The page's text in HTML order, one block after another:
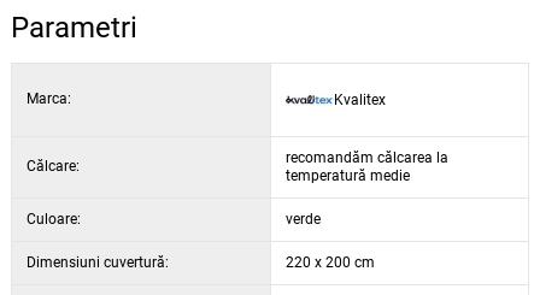
Parametri
Marca: Kvalitex
Călcare:
recomandăm călcarea la
temperatură medie
Culoare: verde
Dimensiuni cuvertură: 220 x 200 cm